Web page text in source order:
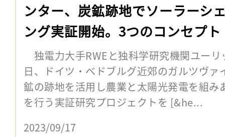
ンター、炭鉱跡地でソーラーシ
ング実証開始。3つのコンセプト
独電力大手RWEと独科学研究機関ユー
日、ドイツ・ベドブルグ近郊のガルツヴァ
鉱の跡地を活用し農業と太陽光発電を組み
を行う実証研究プロジェクトを [&he...
2023/09/17